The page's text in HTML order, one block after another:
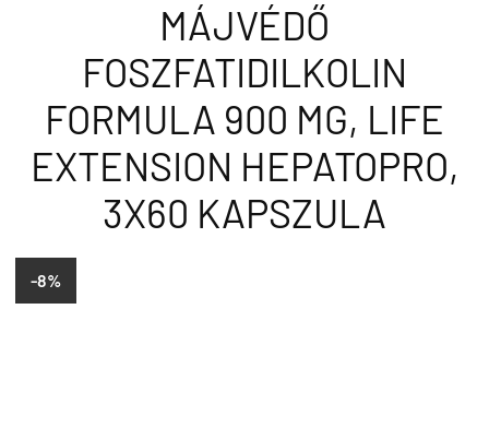
MÁJVÉDŐ
FOSZFATIDILKOLIN
FORMULA 900 MG, LIFE
EXTENSION HEPATOPRO,
3X60 KAPSZULA
-8%